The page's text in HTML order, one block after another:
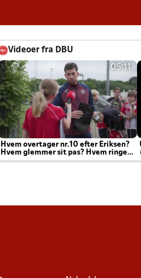
Videoer fra DBU
05:11
Hvem overtager nr.10 efter Eriksen?
Hvem glemmer sit pas? Hvem ringer
Joachim altid til efter kampe?